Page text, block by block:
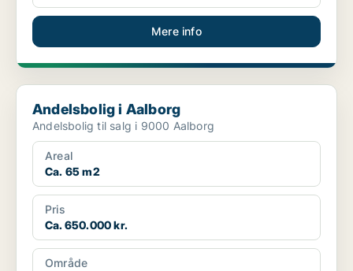
Mere info
Andelsbolig i Aalborg
Andelsbolig i Aalborg
Andelsbolig til salg i 9000 Aalborg
Areal
Ca. 65 m2
Pris
Ca. 650.000 kr.
Område